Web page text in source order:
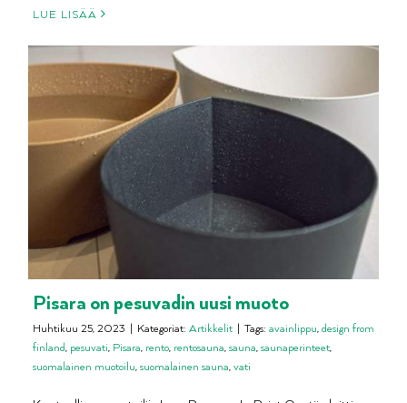
LUE LISÄÄ
Pisara on pesuvadin uusi muoto
Huhtikuu 25, 2023 | Kategoriat: Artikkelit | Tags: avainlippu,design from
finland, pesuvati, Pisara, rento, rentosauna,sauna,saunaperinteet,
suomalainen muotoilu,suomalainen sauna,vati